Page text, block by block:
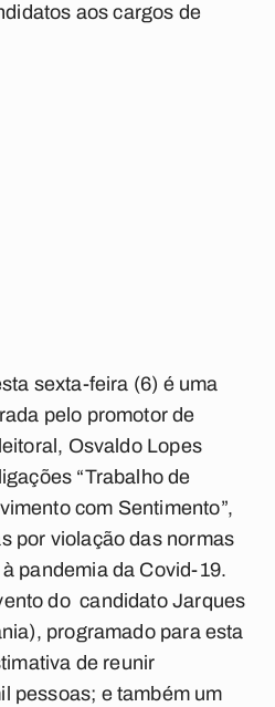
aos cargos de
sexta-feira (6) é uma
pelo promotor de
Osvaldo Lopes
“Trabalho de
com Sentimento”,
por violação das normas
pandemia da Covid-19.
do candidato Jarques
programado para esta
de reunir
pessoas; e também um